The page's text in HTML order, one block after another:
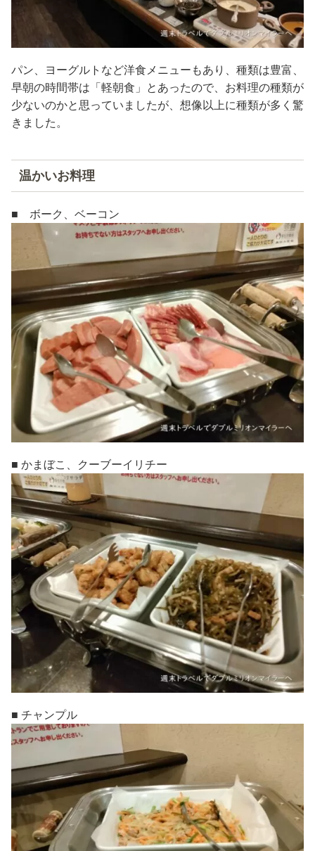
パン、ヨーグルトなど洋食メニューもあり、種類は豊富、
早朝の時間帯は「軽朝食」とあったので、お料理の種類が
少ないのかと思っていましたが、想像以上に種類が多く驚
きました。
温かいお料理
■ ボーク、ベーコン
■ かまぼこ、クーブーイリチー
■ チャンプル